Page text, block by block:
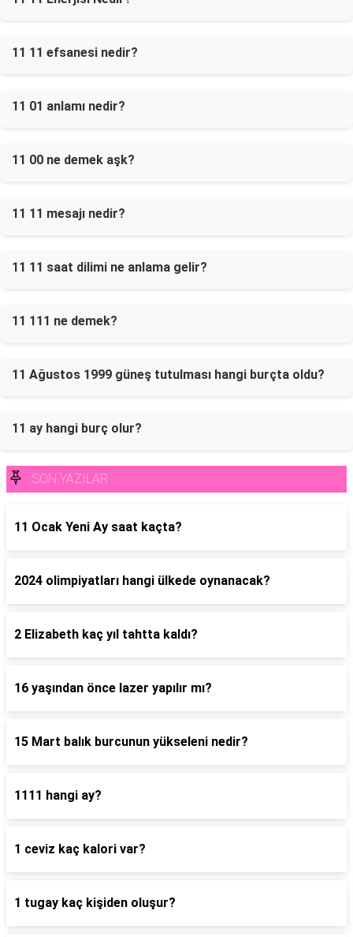
11 11 efsanesi nedir?
11 01 anlamı nedir?
11 00 ne demek aşk?
11 11 mesajı nedir?
11 11 saat dilimi ne anlama gelir?
11 111 ne demek?
11 Ağustos 1999 güneş tutulması hangi burçta oldu?
11 ay hangi burç olur?
SON YAZILAR
11 Ocak Yeni Ay saat kaçta?
2024 olimpiyatları hangi ülkede oynanacak?
2 Elizabeth kaç yıl tahtta kaldı?
16 yaşından önce lazer yapılır mı?
15 Mart balık burcunun yükseleni nedir?
1111 hangi ay?
1 ceviz kaç kalori var?
1 tugay kaç kişiden oluşur?